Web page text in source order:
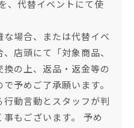
、代替イベントにて使
場合、または代替イベ
店頭にて「対象商品、
換の上、返品・返金等の
予めご了承願います。
動言動とスタッフが判
事もございます。 予め